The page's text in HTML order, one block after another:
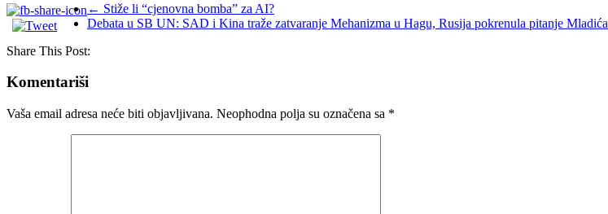
← Stiže li “cjenovna bomba” za AI?
Debata u SB UN: SAD i Kina traže zatvaranje Mehanizma u Hagu, Rusija pokrenula pitanje Mladića
Share This Post:
Komentariši
Vaša email adresa neće biti objavljivana. Neophodna polja su označena sa *